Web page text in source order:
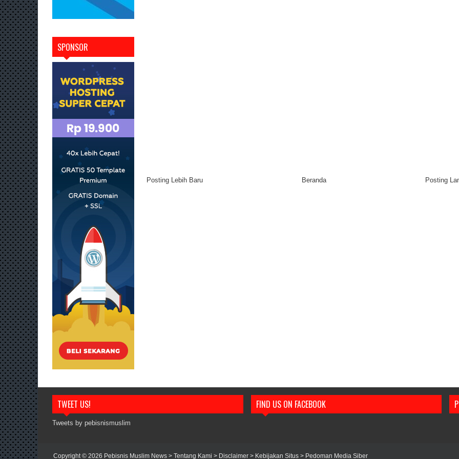
SPONSOR
Posting Lebih Baru Posting
Beranda
TWEET US!
Tweets by pebisnismuslim
FIND US ON FACEBOOK
Copyright © 2026 Pebisnis Muslim News > Tentang Kami > Disclaimer > Kebijakan Situs > Pedoman Media Siber